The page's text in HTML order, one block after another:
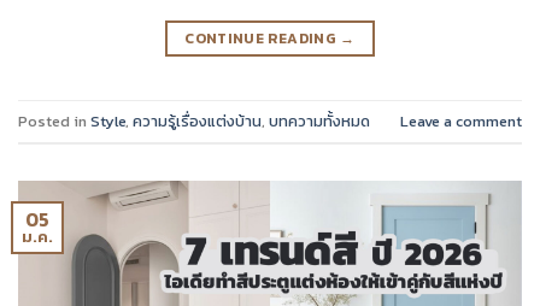
CONTINUE READING →
Posted in Style, ความรู้เรื่องแต่งบ้าน, บทความทั้งหมด Leave a comment
05
ม.ค.